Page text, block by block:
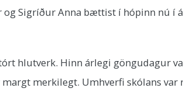
Sigríður Anna bættist í hópinn nú í
hlutverk. Hinn árlegi göngudagur
merkilegt. Umhverfi skólans var